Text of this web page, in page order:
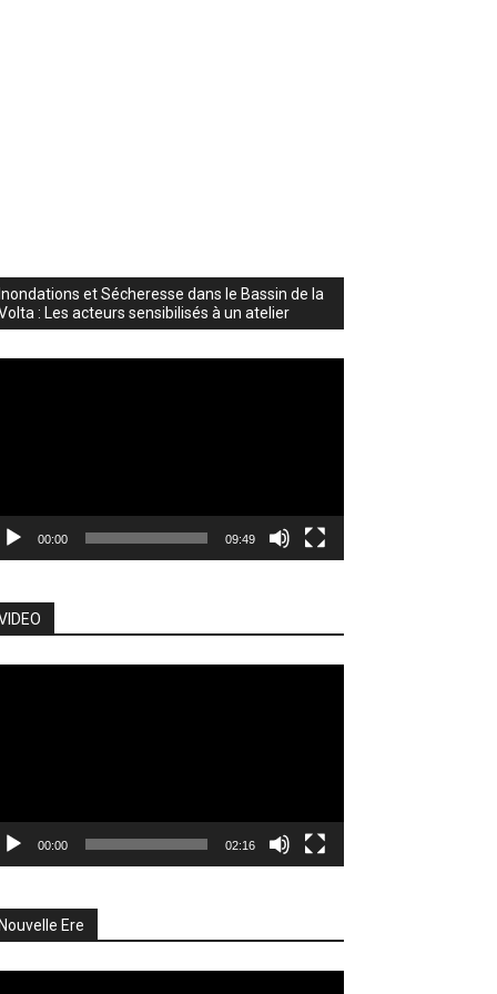
Inondations et Sécheresse dans le Bassin de la
: Les acteurs sensibilisés à un atelier
00:00 09:49
00:00 02:16
Nouvelle Ere